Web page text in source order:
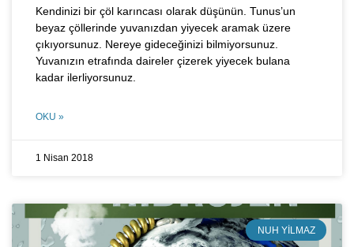
Kendinizi bir çöl karıncası olarak düşünün. Tunus’un
beyaz çöllerinde yuvanızdan yiyecek aramak üzere
çıkıyorsunuz. Nereye gideceğinizi bilmiyorsunuz.
Yuvanızın etrafında daireler çizerek yiyecek bulana
kadar ilerliyorsunuz.
OKU »
1 Nisan 2018
NUH YILMAZ